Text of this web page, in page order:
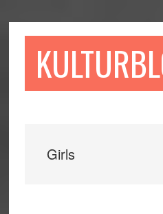
till
till
sidofältet
till
Girls